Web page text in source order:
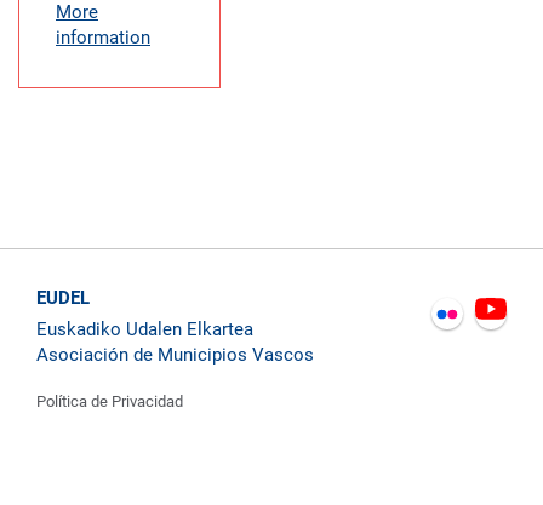
More
information
EUDEL
Euskadiko Udalen Elkartea
Asociación de Municipios Vascos
Política de Privacidad